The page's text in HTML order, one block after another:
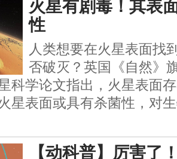
火星有剧毒！其表
性
人类想要在火星表面找
否破灭？英国《自然》
科学论文指出，火星表面
星表面或具有杀菌性，对
【动科普】厉害了